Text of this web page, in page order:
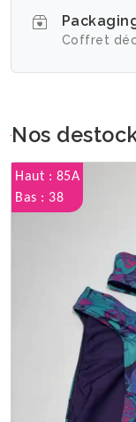
Coffret
Nos
Haut : 85A
Bas : 38